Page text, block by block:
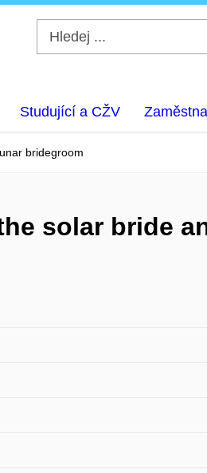
Studující a CŽV
bridegroom
solar bride